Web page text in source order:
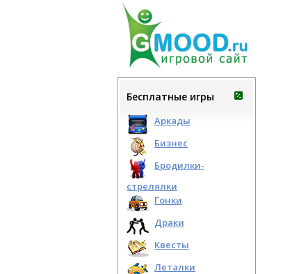
Бесплатные игры
Аркады
Бизнес
Бродилки-
стрелялки
Гонки
Драки
Квесты
Леталки